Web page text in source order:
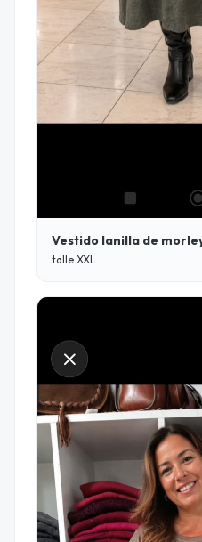
Vestido lanilla de
talle XXL